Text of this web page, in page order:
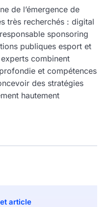
de l’émergence de
très recherchés : digital
sponsoring
publiques esport et
combinent
et compétences
des stratégies
hautement
article